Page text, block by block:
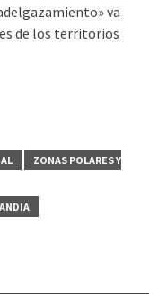
va
de los territorios
ZONAS POLARES Y